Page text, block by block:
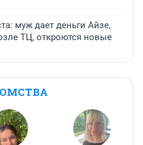
муж дает деньги Айзе,
ТЦ, откроются новые